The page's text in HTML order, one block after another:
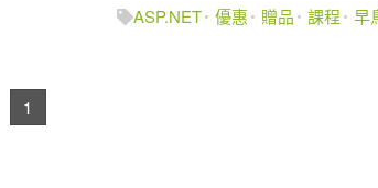
ASP.NET 優惠 贈品 課程 早
1